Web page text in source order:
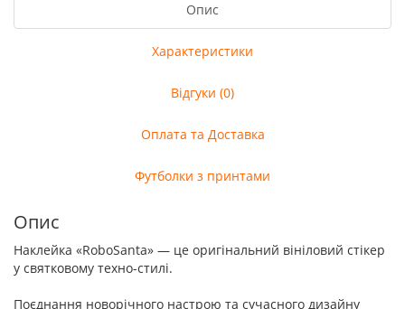
Опис
Характеристики
Відгуки (0)
Оплата та Доставка
Футболки з принтами
Опис
Наклейка «RoboSanta» — це оригінальний вініловий стікер
у святковому техно-стилі.
Поєднання новорічного настрою та сучасного дизайну